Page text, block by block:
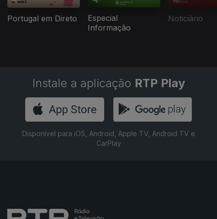
Portugal em Direto
Especial
Informação
Noticiário
Instale a aplicação RTP Play
Disponível para iOS, Android, Apple TV, Android TV e
CarPlay